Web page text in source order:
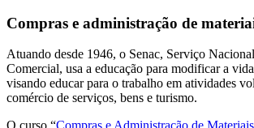
Compras e administração de
Atuando desde 1946, o Senac, Serviço
Comercial, usa a educação para modificar a vida
visando educar para o trabalho em atividades
comércio de serviços, bens e turismo.